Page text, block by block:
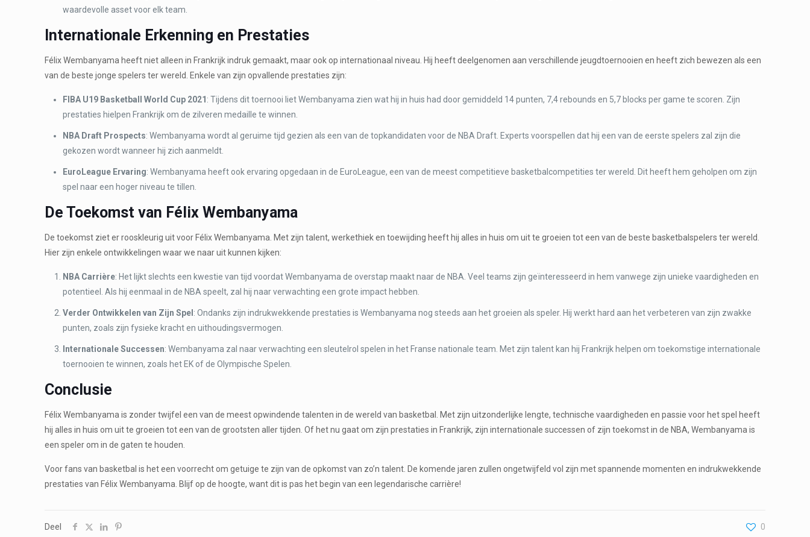
waardevolle asset voor elk team.
Internationale Erkenning en Prestaties
Félix Wembanyama heeft niet alleen in Frankrijk indruk gemaakt, maar ook op internationaal niveau. Hij heeft deelgenomen aan verschillende jeugdtoernooien en heeft zich bewezen als een
van de beste jonge spelers ter wereld. Enkele van zijn opvallende prestaties zijn:
FIBA U19 Basketball World Cup 2021 : Tijdens dit toernooi liet Wembanyama zien wat hij in huis had door gemiddeld 14 punten, 7,4 rebounds en 5,7 blocks per game te scoren. Zijn
prestaties hielpen Frankrijk om de zilveren medaille te winnen.
NBA Draft Prospects: Wembanyama wordt al geruime tijd gezien als een van de topkandidaten voor de NBA Draft. Experts voorspellen dat hij een van de eerste spelers zal zijn die
gekozen wordt wanneer hij zich aanmeldt.
EuroLeague Ervaring: Wembanyama heeft ook ervaring opgedaan in de EuroLeague, een van de meest competitieve basketbalcompetities ter wereld. Dit heeft hem geholpen om zijn
spel naar een hoger niveau te tillen.
De Toekomst van Félix Wembanyama
De toekomst ziet er rooskleurig uit voor Félix Wembanyama. Met zijn talent, werkethiek en toewijding heeft hij alles in huis om uit te groeien tot een van de beste basketbalspelers ter wereld.
Hier zijn enkele ontwikkelingen waar we naar uit kunnen kijken:
NBA Carrière: Het lijkt slechts een kwestie van tijd voordat Wembanyama de overstap maakt naar de NBA. Veel teams zijn geïnteresseerd in hem vanwege zijn unieke vaardigheden en
potentieel. Als hij eenmaal in de NBA speelt, zal hij naar verwachting een grote impact hebben.
Verder Ontwikkelen van Zijn Spel : Ondanks zijn indrukwekkende prestaties is Wembanyama nog steeds aan het groeien als speler. Hij werkt hard aan het verbeteren van zijn zwakke
punten, zoals zijn fysieke kracht en uithoudingsvermogen.
Internationale Successen: Wembanyama zal naar verwachting een sleutelrol spelen in het Franse nationale team. Met zijn talent kan hij Frankrijk helpen om toekomstige internationale
toernooien te winnen, zoals het EK of de Olympische Spelen.
Conclusie
Félix Wembanyama is zonder twijfel een van de meest opwindende talenten in de wereld van basketbal. Met zijn uitzonderlijke lengte, technische vaardigheden en passie voor het spel heeft
hij alles in huis om uit te groeien tot een van de grootsten aller tijden. Of het nu gaat om zijn prestaties in Frankrijk, zijn internationale successen of zijn toekomst in de NBA, Wembanyama is
een speler om in de gaten te houden.
Voor fans van basketbal is het een voorrecht om getuige te zijn van de opkomst van zo’n talent. De komende jaren zullen ongetwijfeld vol zijn met spannende momenten en indrukwekkende
prestaties van Félix Wembanyama. Blijf op de hoogte, want dit is pas het begin van een legendarische carrière!
Deel 0